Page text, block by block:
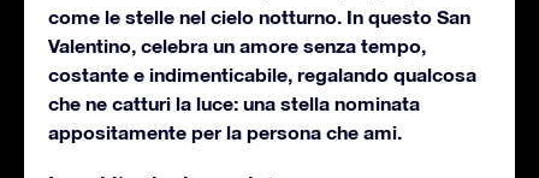
come le stelle nel cielo notturno. In questo San
Valentino, celebra un amore senza tempo,
costante e indimenticabile, regalando qualcosa
che ne catturi la luce: una stella nominata
appositamente per la persona che ami.